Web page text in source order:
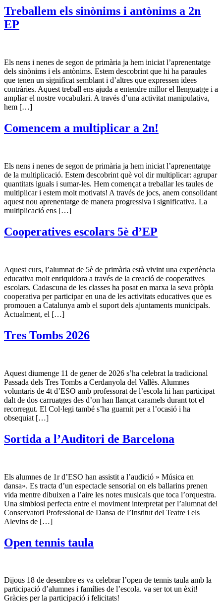
Treballem els sinònims i antònims a 2n
EP
Els nens i nenes de segon de primària ja hem iniciat l’aprenentatge
dels sinònims i els antònims. Estem descobrint que hi ha paraules
que tenen un significat semblant i d’altres que expressen idees
contràries. Aquest treball ens ajuda a entendre millor el llenguatge i a
ampliar el nostre vocabulari. A través d’una activitat manipulativa,
hem […]
Comencem a multiplicar a 2n!
Els nens i nenes de segon de primària ja hem iniciat l’aprenentatge
de la multiplicació. Estem descobrint què vol dir multiplicar: agrupar
quantitats iguals i sumar-les. Hem començat a treballar les taules de
multiplicar i estem molt motivats! A través de jocs, anem consolidant
aquest nou aprenentatge de manera progressiva i significativa. La
multiplicació ens […]
Cooperatives escolars 5è d’EP
Aquest curs, l’alumnat de 5è de primària està vivint una experiència
educativa molt enriquidora a través de la creació de cooperatives
escolars. Cadascuna de les classes ha posat en marxa la seva pròpia
cooperativa per participar en una de les activitats educatives que es
promouen a Catalunya amb el suport dels ajuntaments municipals.
Actualment, el […]
Tres Tombs 2026
Aquest diumenge 11 de gener de 2026 s’ha celebrat la tradicional
Passada dels Tres Tombs a Cerdanyola del Vallès. Alumnes
voluntaris de 4t d’ESO amb professorat de l’escola hi han participat
dalt de dos carruatges des d’on han llançat caramels durant tot el
recorregut. El Col·legi també s’ha guarnit per a l’ocasió i ha
obsequiat […]
Sortida a l’Auditori de Barcelona
Els alumnes de 1r d’ESO han assistit a l’audició » Música en
dansa». Es tracta d’un espectacle sensorial on els ballarins prenen
vida mentre dibuixen a l’aire les notes musicals que toca l’orquestra.
Una simbiosi perfecta entre el moviment interpretat per l’alumnat del
Conservatori Professional de Dansa de l’Institut del Teatre i els
Alevins de […]
Open tennis taula
Dijous 18 de desembre es va celebrar l’open de tennis taula amb la
participació d’alumnes i famílies de l’escola. va ser tot un èxit!
Gràcies per la participació i felicitats!